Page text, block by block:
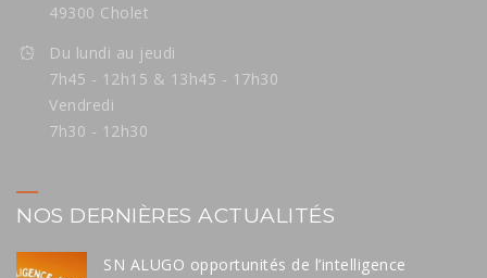
49300 Cholet
Du lundi au jeudi
7h45 - 12h15 & 13h45 - 17h30
Vendredi
7h30 - 12h30
NOS DERNIÈRES ACTUALITÉS
SN ALUGO opportunités de l’intelligence